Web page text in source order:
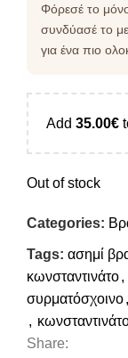
Φόρεσέ το
συνδύασέ το με
για ένα πιο
Add 35.00€
Out of stock
Categories:
Tags: ασημί
κωνσταντινάτο,
συρματόσχοινο,
,
Share: